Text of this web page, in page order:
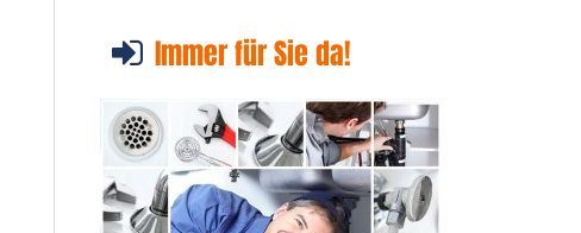
Immer für Sie da!